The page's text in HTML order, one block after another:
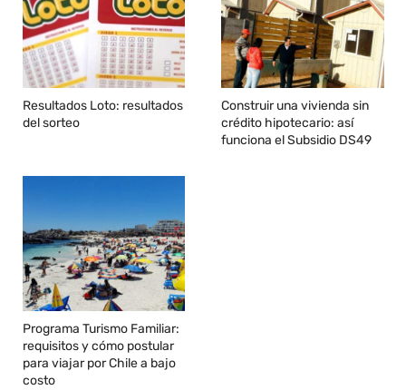
Resultados Loto: resultados
del sorteo
Construir una vivienda sin
crédito hipotecario: así
funciona el Subsidio DS49
Programa Turismo Familiar:
requisitos y cómo postular
para viajar por Chile a bajo
costo